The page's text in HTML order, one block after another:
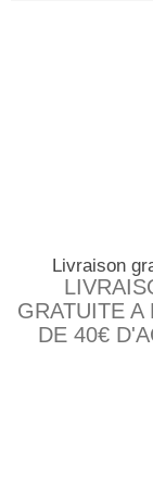
Livraison
GRATUITE A
DE 40€